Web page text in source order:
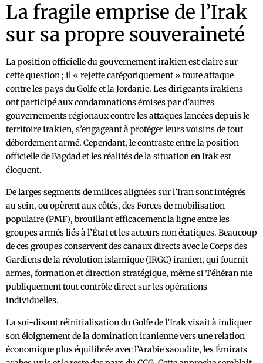
La fragile emprise de l’Irak
sur sa propre souveraineté
La position officielle du gouvernement irakien est claire sur
cette question ; il « rejette catégoriquement » toute attaque
contre les pays du Golfe et la Jordanie. Les dirigeants irakiens
ont participé aux condamnations émises par d’autres
gouvernements régionaux contre les attaques lancées depuis le
territoire irakien, s’engageant à protéger leurs voisins de tout
débordement armé. Cependant, le contraste entre la position
officielle de Bagdad et les réalités de la situation en Irak est
éloquent.
De larges segments de milices alignées sur l’Iran sont intégrés
au sein, ou opèrent aux côtés, des Forces de mobilisation
populaire (PMF), brouillant efficacement la ligne entre les
groupes armés liés à l’État et les acteurs non étatiques. Beaucoup
de ces groupes conservent des canaux directs avec le Corps des
Gardiens de la révolution islamique (IRGC) iranien, qui fournit
armes, formation et direction stratégique, même si Téhéran nie
publiquement tout contrôle direct sur les opérations
individuelles.
La soi-disant réinitialisation du Golfe de l’Irak visait à indiquer
son éloignement de la domination iranienne vers une relation
économique plus équilibrée avec l’Arabie saoudite, les Émirats